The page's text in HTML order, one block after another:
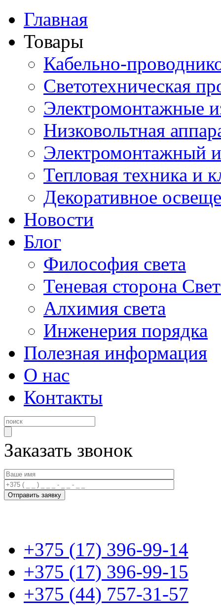
Главная
Товары
Кабельно-
Светотехническая
Электромонтажные
Низковольтная
Электромонтажный
Тепловая техника и
Декоративное
Новости
Блог
Философия света
Теневая сторона
Алхимия света
Инженерия порядка
Полезная информация
О нас
Контакты
Заказать звонок
+375 (17) 396-99-14
+375 (17) 396-99-15
+375 (44) 757-31-57